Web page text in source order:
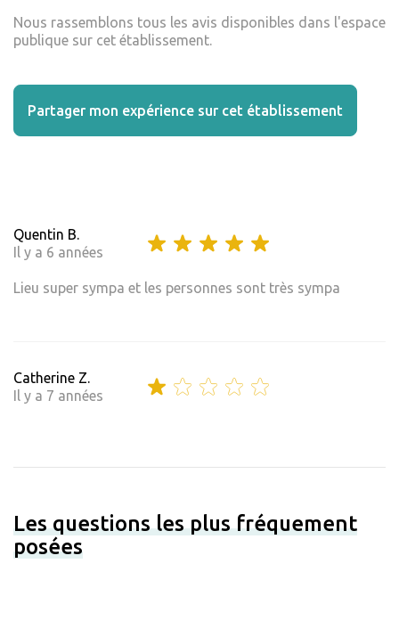
Nous rassemblons tous les avis disponibles dans l'espace
publique sur cet établissement.
Partager mon expérience sur cet établissement
Quentin B.
Il y a 6 années
Lieu super sympa et les personnes sont très sympa
Catherine Z.
Il y a 7 années
Les questions les plus fréquement
posées